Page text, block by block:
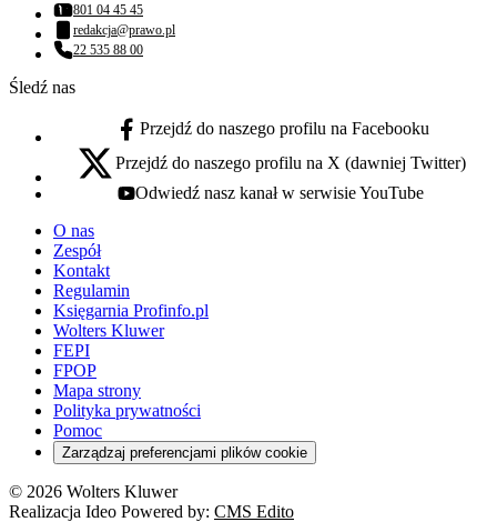
Numer telefonu:
801 04 45 45
Adres email:
redakcja@prawo.pl
Numer telefonu:
22 535 88 00
Śledź nas
facebook - otwiera się w nowej karcie
Przejdź do naszego profilu na Facebooku
x - otwiera się w nowej karcie
Przejdź do naszego profilu na X (dawniej Twitter)
youtube - otwiera się w nowej karcie
Odwiedź nasz kanał w serwisie YouTube
O nas
Zespół
Kontakt
Regulamin
Księgarnia Profinfo.pl
Wolters Kluwer
FEPI
FPOP
Mapa strony
Polityka prywatności
Pomoc
Zarządzaj preferencjami plików cookie
© 2026 Wolters Kluwer
Realizacja Ideo Powered by: CMS Edito